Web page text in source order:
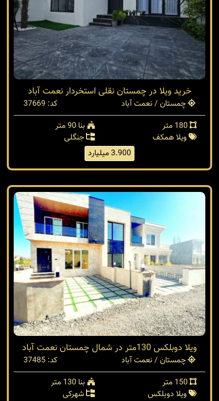
خرید ویلا در چمستان نقلی استخردار نعمت آباد
چمستان / نعمت آباد
کد: 37669
بنا 90 متر
ویلا همکف
جنگلی
3.900 میلیارد
ویلا دوبلکس 130متر در شمال چمستان نعمت آباد
چمستان / نعمت آباد
کد: 37485
بنا 130 متر
ویلا دوبلکس
شهرکی